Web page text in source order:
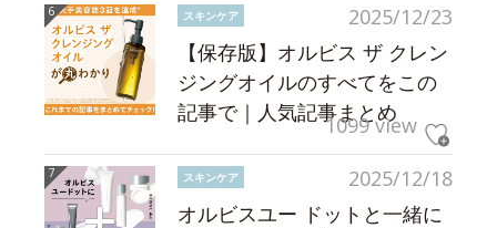
2025/12/23
スキンケア
【保存版】オルビス ザ クレン
ジングオイルのすべてをこの
記事で｜人気記事まとめ
1099 view
2025/12/18
スキンケア
オルビスユー ドットと一緒に